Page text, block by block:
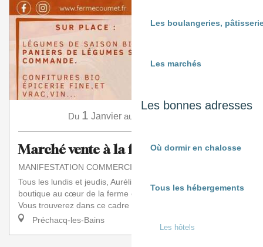
Les boulangeries,
Les marchés
Les bonnes adresses
Où dormir en chalosse
Tous les hébergements
Les hôtels
Du 1 Janvier au
Marché vente à la ferme
MANIFESTATION COMMERCIALE
Tous les lundis et jeudis, Aurélie vous accueille dans sa
boutique au cœur de la ferme en maraîchage biologique.
Vous trouverez dans ce cadre agréable...
Préchacq-les-Bains